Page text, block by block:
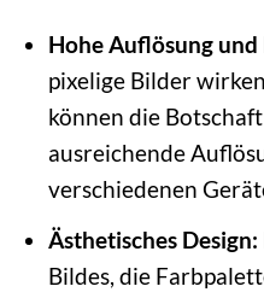
Hohe Auflösung
pixelige Bilder
können die
ausreichende
verschiedenen
Ästhetisches Design:
Bildes, die